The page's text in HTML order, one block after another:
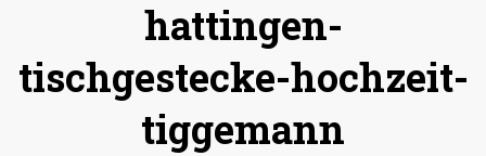
hattingen-
tischgestecke-hochzeit-
tiggemann